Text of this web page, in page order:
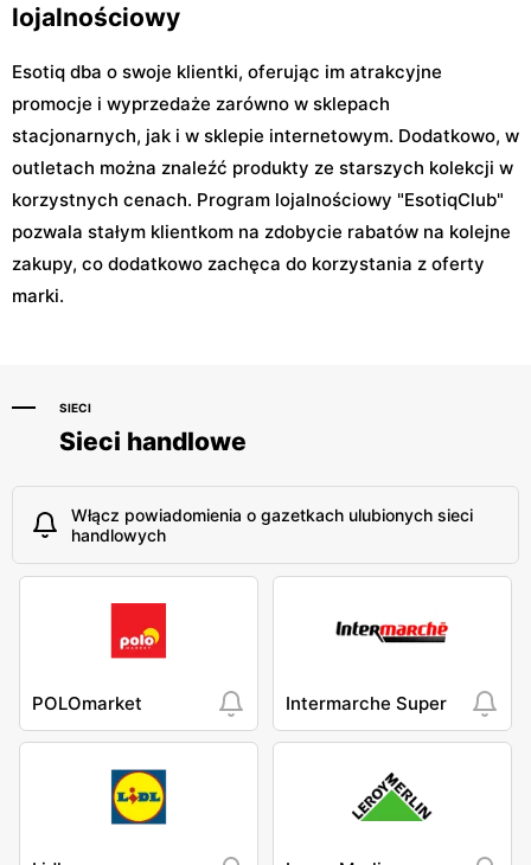
lojalnościowy
Esotiq dba o swoje klientki, oferując im atrakcyjne
promocje i wyprzedaże zarówno w sklepach
stacjonarnych, jak i w sklepie internetowym. Dodatkowo, w
outletach można znaleźć produkty ze starszych kolekcji w
korzystnych cenach. Program lojalnościowy "EsotiqClub"
pozwala stałym klientkom na zdobycie rabatów na kolejne
zakupy, co dodatkowo zachęca do korzystania z oferty
marki.
SIECI
Sieci handlowe
Włącz powiadomienia o gazetkach ulubionych sieci
handlowych
POLOmarket Intermarche Super